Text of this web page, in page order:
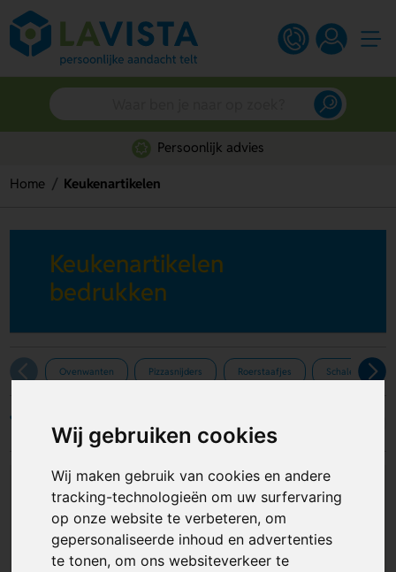
Wij gebruiken cookies
Wij maken gebruik van cookies en andere
tracking-technologieën om uw surfervaring
op onze website te verbeteren, om
gepersonaliseerde inhoud en advertenties
te tonen, om ons websiteverkeer te
Persoonlijk advies
Home Keukenartikelen
Keukenartikelen
bedrukken
Ovenwanten Pizzasnijders Roerstaafjes Schalen
Filters